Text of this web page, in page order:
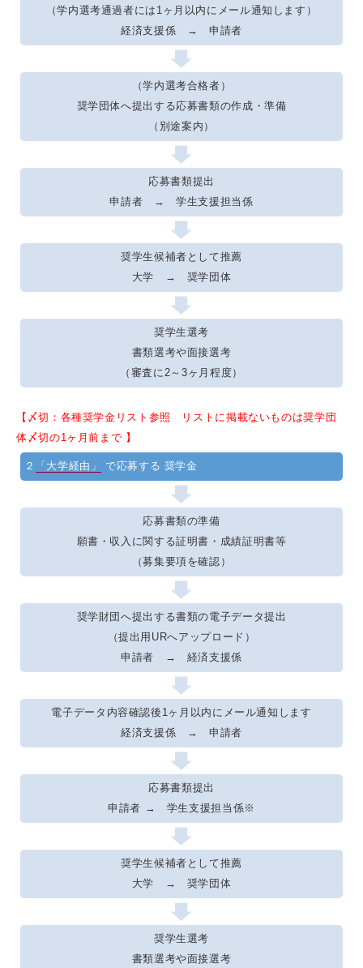
（学内選考通過者には1ヶ月以内にメール通知します）
経済支援係 → 申請者
（学内選考合格者）
奨学団体へ提出する応募書類の作成・準備
（別途案内）
応募書類提出
申請者 → 学生支援担当係
奨学生候補者として推薦
大学 → 奨学団体
奨学生選考
書類選考や面接選考
（審査に2～3ヶ月程度）
【〆切：各種奨学金リスト参照 リストに掲載ないものは奨学団
体〆切の1ヶ月前まで 】
２ 「大学経由」 で応募する 奨学金
応募書類の準備
願書・収入に関する証明書・成績証明書等
（募集要項を確認）
奨学財団へ提出する書類の電子データ提出
（提出用URへアップロード）
申請者 → 経済支援係
電子データ内容確認後1ヶ月以内にメール通知します
経済支援係 → 申請者
応募書類提出
申請者 → 学生支援担当係※
奨学生候補者として推薦
大学 → 奨学団体
奨学生選考
書類選考や面接選考